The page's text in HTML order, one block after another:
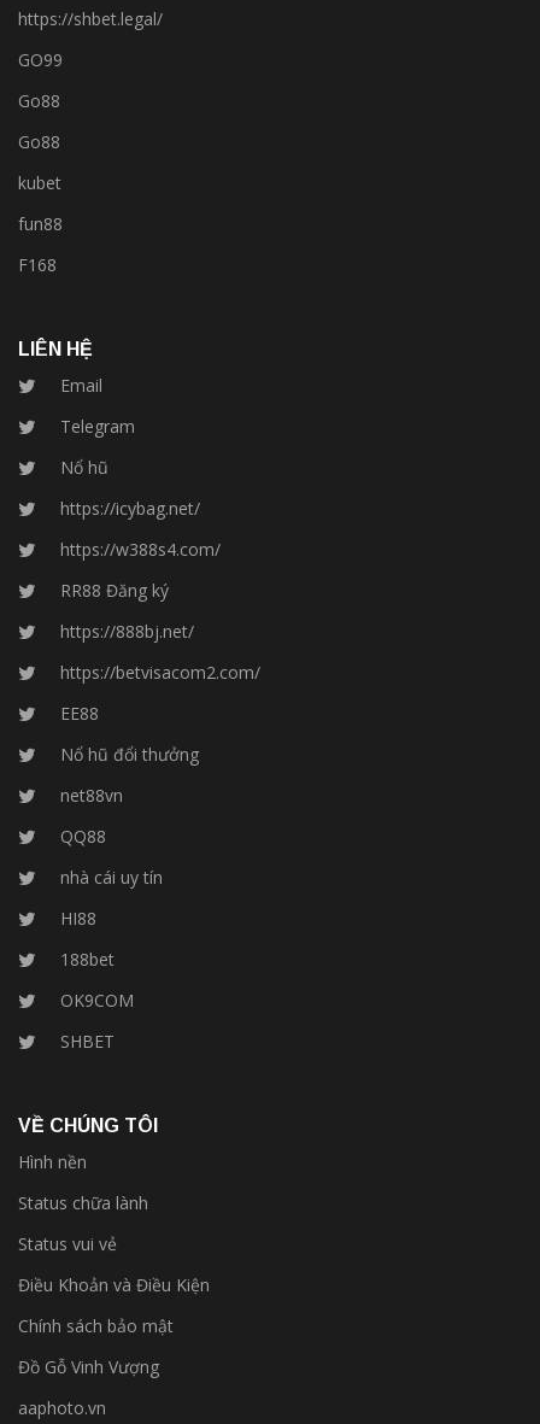
https://shbet.legal/
GO99
Go88
Go88
kubet
fun88
F168
LIÊN HỆ
Email
Telegram
Nổ hũ
https://icybag.net/
https://w388s4.com/
RR88 Đăng ký
https://888bj.net/
https://betvisacom2.com/
EE88
Nổ hũ đổi thưởng
net88vn
QQ88
nhà cái uy tín
HI88
188bet
OK9COM
SHBET
VỀ CHÚNG TÔI
Hình nền
Status chữa lành
Status vui vẻ
Điều Khoản và Điều Kiện
Chính sách bảo mật
Đồ Gỗ Vinh Vượng
aaphoto.vn